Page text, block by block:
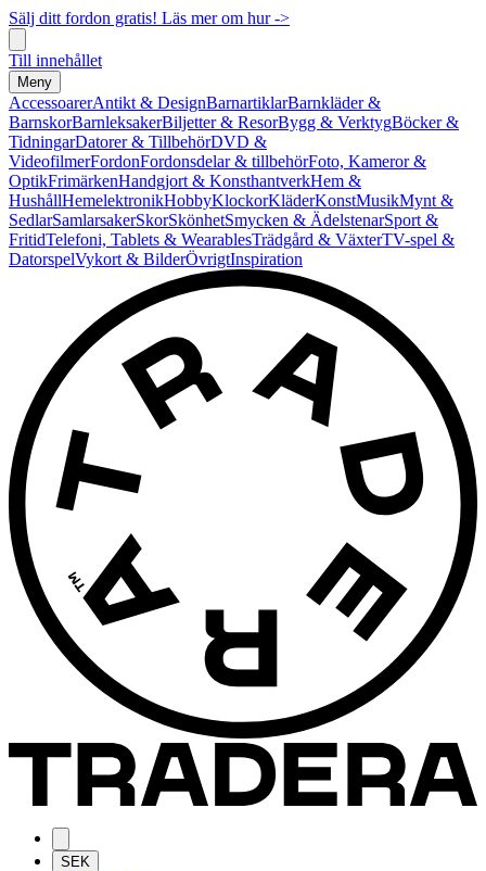
Sälj ditt fordon gratis! Läs mer om hur ->
Till innehållet
Meny
AccessoarerAntikt & DesignBarnartiklarBarnkläder &
BarnskorBarnleksakerBiljetter & ResorBygg & VerktygBöcker &
TidningarDatorer & TillbehörDVD &
VideofilmerFordonFordonsdelar & tillbehörFoto, Kameror &
OptikFrimärkenHandgjort & KonsthantverkHem &
HushållHemelektronikHobbyKlockorKläderKonstMusikMynt &
SedlarSamlarsakerSkorSkönhetSmycken & ÄdelstenarSport &
FritidTelefoni, Tablets & WearablesTrädgård & VäxterTV-spel &
DatorspelVykort & BilderÖvrigtInspiration
SEK